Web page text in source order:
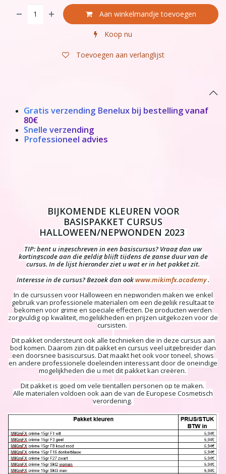
Aan winkelmandje toevoegen
Koop nu
Toevoegen aan verlanglijst
Gratis verzending Benelux bij bestelling vanaf
80€
Snelle verzending
Professioneel advies
BIJKOMENDE KLEUREN VOOR
BASISPAKKET CURSUS
HALLOWEEN/NEPWONDEN 2023
TIP: bent u ingeschreven in een basiscursus? Vraag dan uw
kortingscode aan die geldig blijft tijdens de ganse duur van de
cursus. In de lijst hieronder ziet u wat er in het pakket zit.
Interesse in de cursus? Bezoek dan ookwww.mikimfx.academy.
In de cursussen voor Halloween en nepwonden maken we enkel
gebruik van professionele materialen om een degelijk resultaat te
bekomen voor grime en speciale effecten. De producten werden
zorgvuldig op kwaliteit, mogelijkheden en prijzen uitgekozen voor de
cursisten.
Dit pakket ondersteunt ook alle technieken die in deze cursus aan
bod komen. Daarom zijn dit pakket en cursus veel uitgebreider dan
een doorsnee basiscursus. Dat maakt het ook voor toneel, shows
en andere professionele doeleinden interessant door de oneindige
mogelijkheden die u met dit pakket kan creëren.
Dit pakket is goed om vele tientallen personen op te maken.
Alle materialen voldoen ook aan de van de Europese Cosmetisch
verordening.